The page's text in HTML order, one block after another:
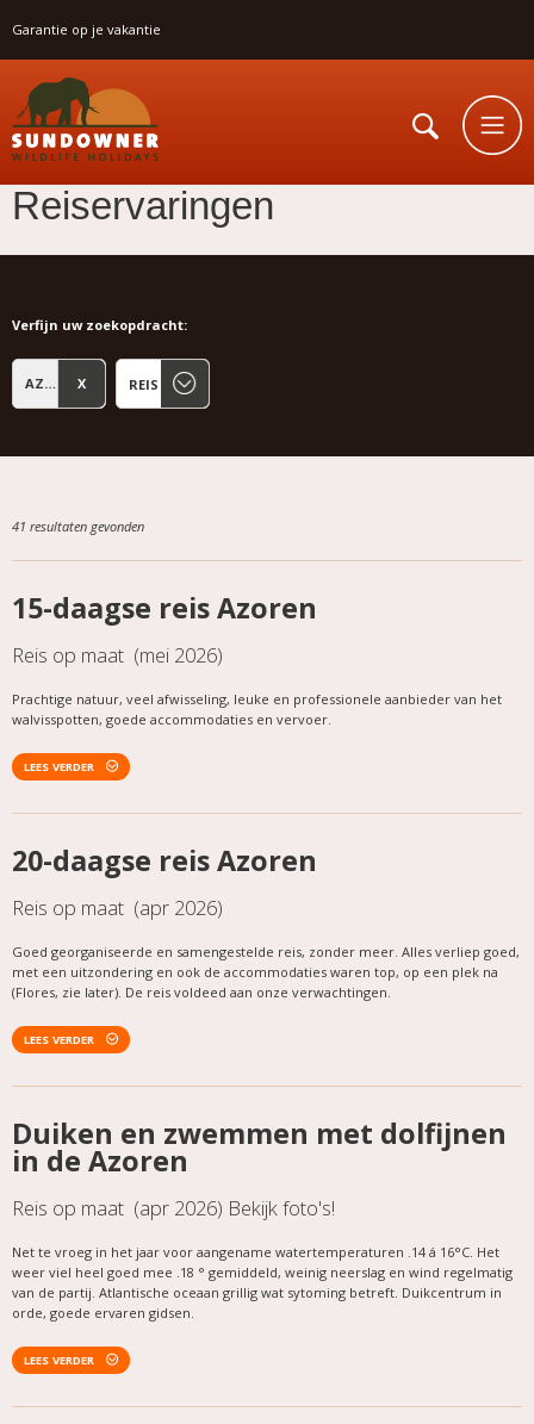
Garantie op je vakantie
Reiservaringen
Verfijn uw zoekopdracht:
AZOREN VAKANTIE
41 resultaten gevonden
15-daagse reis Azoren
Reis op maat (mei 2026)
Prachtige natuur, veel afwisseling, leuke en professionele aanbieder van het
walvisspotten, goede accommodaties en vervoer.
LEES VERDER
20-daagse reis Azoren
Reis op maat (apr 2026)
Goed georganiseerde en samengestelde reis, zonder meer. Alles verliep goed,
met een uitzondering en ook de accommodaties waren top, op een plek na
(Flores, zie later). De reis voldeed aan onze verwachtingen.
LEES VERDER
Duiken en zwemmen met dolfijnen
in de Azoren
Reis op maat (apr 2026) Bekijk foto's!
Net te vroeg in het jaar voor aangename watertemperaturen .14 á 16°C. Het
weer viel heel goed mee .18 ° gemiddeld, weinig neerslag en wind regelmatig
van de partij. Atlantische oceaan grillig wat sytoming betreft. Duikcentrum in
orde, goede ervaren gidsen.
LEES VERDER